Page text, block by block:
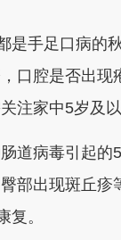
手足口病的秋
口腔是否出
注家中5岁及
病毒引起的5
部出现斑丘
复。